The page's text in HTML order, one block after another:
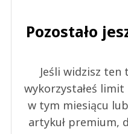
Pozostało
Jeśli widzisz ten
wykorzystałeś limit
w tym miesiącu
artykuł premium,